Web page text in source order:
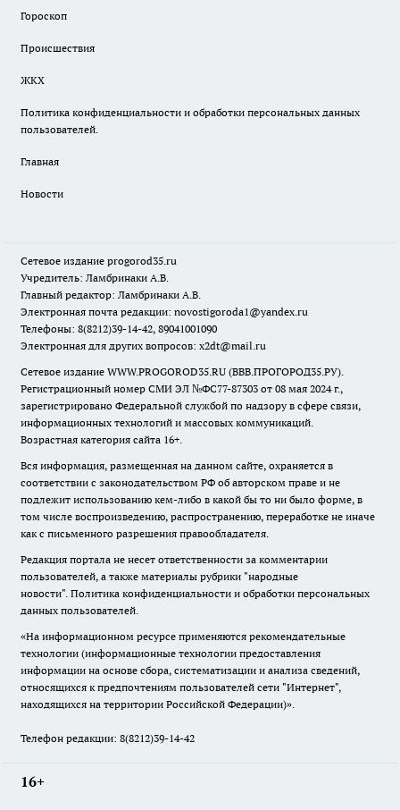
Гороскоп
Происшествия
ЖКХ
Политика конфиденциальности и обработки персональных данных
пользователей.
Главная
Новости
Сетевое издание progorod35.ru
Учредитель: Ламбринаки А.В.
Главный редактор: Ламбринаки А.В.
Электронная почта редакции: novostigoroda1@yandex.ru
Телефоны: 8(8212)39-14-42, 89041001090
Электронная для других вопросов: x2dt@mail.ru
Сетевое издание WWW.PROGOROD35.RU (ВВВ.ПРОГОРОД35.РУ).
Регистрационный номер СМИ ЭЛ №ФС77-87303 от 08 мая 2024 г.,
зарегистрировано Федеральной службой по надзору в сфере связи,
информационных технологий и массовых коммуникаций.
Возрастная категория сайта 16+.
Вся информация, размещенная на данном сайте, охраняется в
соответствии с законодательством РФ об авторском праве и не
подлежит использованию кем-либо в какой бы то ни было форме, в
том числе воспроизведению, распространению, переработке не иначе
как с письменного разрешения правообладателя.
Редакция портала не несет ответственности за комментарии
пользователей, а также материалы рубрики "народные
новости". Политика конфиденциальности и обработки персональных
данных пользователей.
«На информационном ресурсе применяются рекомендательные
технологии (информационные технологии предоставления
информации на основе сбора, систематизации и анализа сведений,
относящихся к предпочтениям пользователей сети "Интернет",
находящихся на территории Российской Федерации)».
Телефон редакции: 8(8212)39-14-42
16+